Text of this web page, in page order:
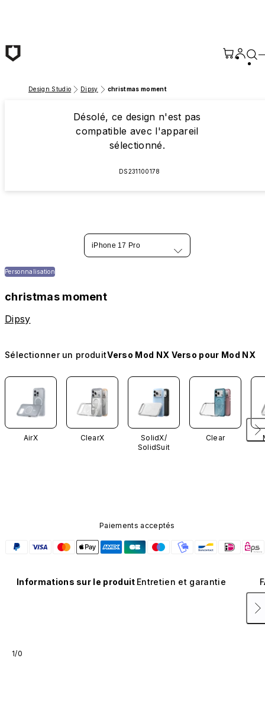
Design Studio Dipsy christmas moment
Désolé, ce design n'est pas
compatible avec l'appareil
sélectionné.
DS231100178
iPhone 17 Pro
Personnalisation
christmas moment
Dipsy
Sélectionner un produitVerso Mod NX Verso pour Mod NX
AirX ClearX
SolidX/
SolidSuit
Clear
Paiements acceptés
Informations sur le produit Entretien et garantie
1/0